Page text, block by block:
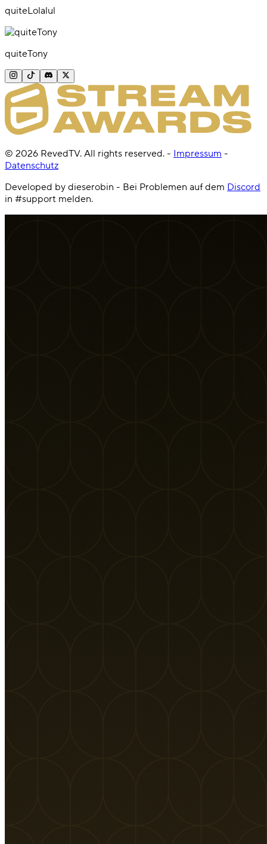
quiteLolalul
quiteTony
© 2026 RevedTV. All rights reserved. - Impressum -
Datenschutz
Developed by dieserobin - Bei Problemen auf dem Discord
in #support melden.